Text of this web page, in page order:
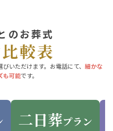
のお葬式
較表
びいただけます。お電話にて、 細かな
も可能です。
二日葬プラン